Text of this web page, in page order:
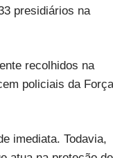
presidiários na
recolhidos na
policiais da Força
imediata. Todavia,